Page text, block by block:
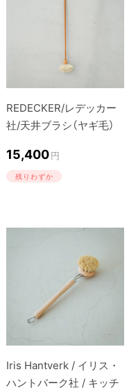
REDECKER/レデッカー
社/天井ブラシ（ヤギ毛）
15,400円
残りわずか
Iris Hantverk / イリス・
ハントバーク社 / キッチ